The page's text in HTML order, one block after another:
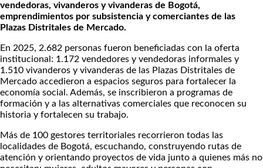
vendedoras, vivanderos y vivanderas de Bogotá,
emprendimientos por subsistencia y comerciantes de las
Plazas Distritales de Mercado.
En 2025, 2.682 personas fueron beneficiadas con la oferta
institucional: 1.172 vendedores y vendedoras informales y
1.510 vivanderos y vivanderas de las Plazas Distritales de
Mercado accedieron a espacios seguros para fortalecer la
economía social. Además, se inscribieron a programas de
formación y a las alternativas comerciales que reconocen su
historia y fortalecen su trabajo.
Más de 100 gestores territoriales recorrieron todas las
localidades de Bogotá, escuchando, construyendo rutas de
atención y orientando proyectos de vida junto a quienes más no